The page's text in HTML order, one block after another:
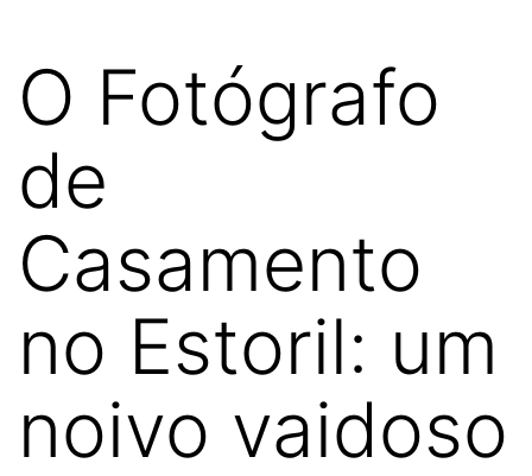
O Fotógrafo
de
Casamento
no Estoril: um
noivo vaidoso